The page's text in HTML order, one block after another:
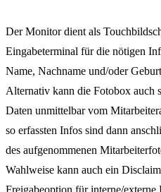
Der Monitor dient als
Eingabeterminal für die nötigen
Name, Nachname und/oder
Alternativ kann die Fotobox auch
Daten unmittelbar vom
so erfassten Infos sind dann
des aufgenommenen
Wahlweise kann auch ein
Freigabeoption für interne/externe